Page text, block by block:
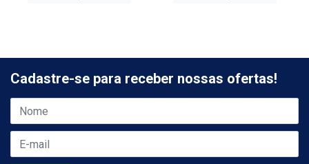
Cadastre-se para receber nossas ofertas!